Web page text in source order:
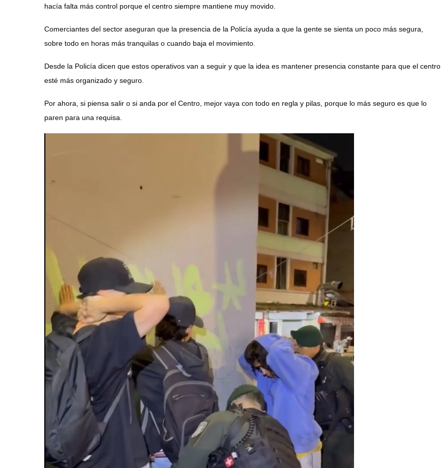
hacía falta más control porque el centro siempre mantiene muy movido.
Comerciantes del sector aseguran que la presencia de la Policía ayuda a que la gente se sienta un poco más segura,
sobre todo en horas más tranquilas o cuando baja el movimiento.
Desde la Policía dicen que estos operativos van a seguir y que la idea es mantener presencia constante para que el centro
esté más organizado y seguro.
Por ahora, si piensa salir o si anda por el Centro, mejor vaya con todo en regla y pilas, porque lo más seguro es que lo
paren para una requisa.